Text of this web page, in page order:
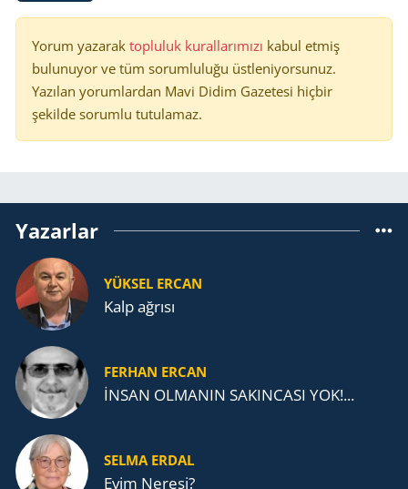
Yorum yazarak topluluk kurallarımızı kabul etmiş
bulunuyor ve tüm sorumluluğu üstleniyorsunuz.
Yazılan yorumlardan Mavi Didim Gazetesi hiçbir
şekilde sorumlu tutulamaz.
Yazarlar
YÜKSEL ERCAN
Kalp ağrısı
FERHAN ERCAN
İNSAN OLMANIN SAKINCASI YOK!...
SELMA ERDAL
Evim Neresi?